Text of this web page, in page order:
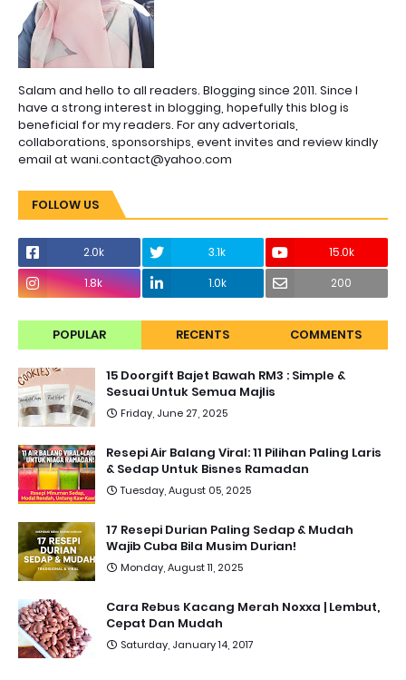
Salam and hello to all readers. Blogging since 2011. Since I
have a strong interest in blogging, hopefully this blog is
beneficial for my readers. For any advertorials,
collaborations, sponsorships, event invites and review kindly
email at wani.contact@yahoo.com
FOLLOW US
2.0k 3.1k
15.0k
1.8k
1.0k 200
POPULAR RECENTS COMMENTS
15 Doorgift Bajet Bawah RM3 : Simple &
Sesuai Untuk Semua Majlis
Friday, June 27, 2025
Resepi Air Balang Viral: 11 Pilihan Paling Laris
& Sedap Untuk Bisnes Ramadan
Tuesday, August 05, 2025
17 Resepi Durian Paling Sedap & Mudah
Wajib Cuba Bila Musim Durian!
Monday, August 11, 2025
Cara Rebus Kacang Merah Noxxa | Lembut,
Cepat Dan Mudah
Saturday, January 14, 2017